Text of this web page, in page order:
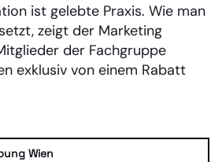
ist gelebte Praxis. Wie man
zeigt der Marketing
der Fachgruppe
exklusiv von einem Rabatt
Wien